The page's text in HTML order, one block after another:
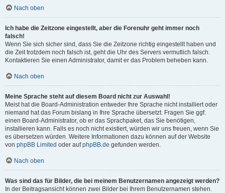
Nach oben
Ich habe die Zeitzone eingestellt, aber die Forenuhr geht immer noch
falsch!
Wenn Sie sich sicher sind, dass Sie die Zeitzone richtig eingestellt haben und
die Zeit trotzdem noch falsch ist, geht die Uhr des Servers vermutlich falsch.
Kontaktieren Sie einen Administrator, damit er das Problem beheben kann.
Nach oben
Meine Sprache steht auf diesem Board nicht zur Auswahl!
Meist hat die Board-Administration entweder Ihre Sprache nicht installiert oder
niemand hat das Forum bislang in Ihre Sprache übersetzt. Fragen Sie ggf.
einen Board-Administrator, ob er das Sprachpaket, das Sie benötigen,
installieren kann. Falls es noch nicht existiert, würden wir uns freuen, wenn Sie
es übersetzen würden. Weitere Informationen dazu können auf der Website
von phpBB Limited oder aufphpBB.de gefunden werden.
Nach oben
Was sind das für Bilder, die bei meinem Benutzernamen angezeigt werden?
In der Beitragsansicht können zwei Bilder bei Ihrem Benutzernamen stehen.